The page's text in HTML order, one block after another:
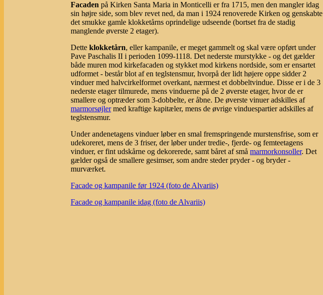
Facaden på Kirken Santa Maria in Monticelli er fra 1715, men den mangler idag
sin højre side, som blev revet ned, da man i 1924 renoverede Kirken og genskabte
det smukke gamle klokketårns oprindelige udseende (bortset fra de stadig
manglende øverste 2 etager).
Dette klokketårn, eller kampanile, er meget gammelt og skal være opført under
Pave Paschalis II i perioden 1099-1118. Det nederste murstykke - og det gælder
både muren mod kirkefacaden og stykket mod kirkens nordside, som er ensartet
udformet - består blot af en teglstensmur, hvorpå der lidt højere oppe sidder 2
vinduer med halvcirkelformet overkant, nærmest et dobbeltvindue. Disse er i de 3
nederste etager tilmurede, mens vinduerne på de 2 øverste etager, hvor de er
smallere og optræder som 3-dobbelte, er åbne. De øverste vinuer adskilles af
marmorsøjlermed kraftige kapitæler, mens de øvrige vinduespartier adskilles af
teglstensmur.
Under andenetagens vinduer løber en smal fremspringende murstensfrise, som er
udekoreret, mens de 3 friser, der løber under tredie-, fjerde- og femteetagens
vinduer, er fint udskårne og dekorerede, samt båret af små marmorkonsoller. Det
gælder også de smallere gesimser, som andre steder pryder - og bryder -
murværket.
Facade og kampanile før 1924 (foto de Alvariis)
Facade og kampanile idag (foto de Alvariis)